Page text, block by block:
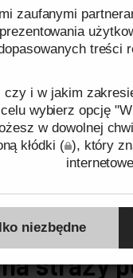
zaufanymi
treści
i w jakim
wybierz opcję
w dowolnej
kłódki ( ), który
tego, w jaki
cookiesoraz naszej
zgody:
niezbędne
monitoringu
odstraszają
dowód w
nie tylko w
straży